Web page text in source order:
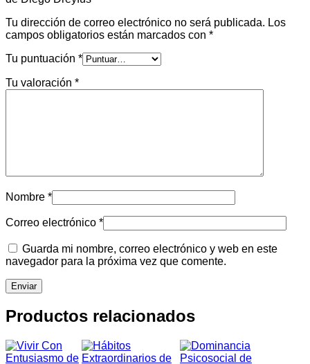
Tu dirección de correo electrónico no será publicada. Los
campos obligatorios están marcados con *
Tu puntuación *
Tu valoración *
Nombre *
Correo electrónico *
Guarda mi nombre, correo electrónico y web en este
navegador para la próxima vez que comente.
Productos relacionados